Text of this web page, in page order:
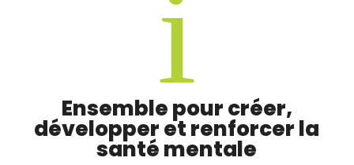
i
Ensemble pour créer,
développer et renforcer la
santé mentale